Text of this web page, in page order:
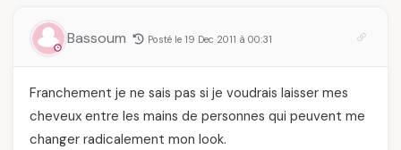
Bassoum Posté le 19 Dec 2011 à 00:31
Franchement je ne sais pas si je voudrais laisser mes
cheveux entre les mains de personnes qui peuvent me
changer radicalement mon look.